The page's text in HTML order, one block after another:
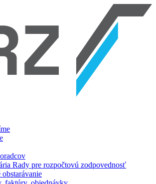
Rady pre rozpočtovú zodpovednosť
obstarávanie